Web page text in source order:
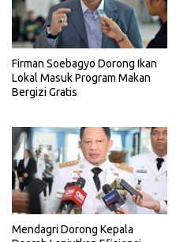
Firman Soebagyo Dorong Ikan
Lokal Masuk Program Makan
Bergizi Gratis
Mendagri Dorong Kepala